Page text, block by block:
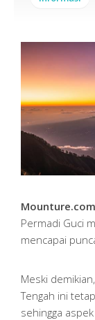
Mounture.com
Permadi Guci
mencapai
Meski
Tengah ini
sehingga